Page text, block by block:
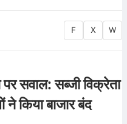
F X W
सवाल: सब्जी विक्रेता
ने किया बाजार बंद